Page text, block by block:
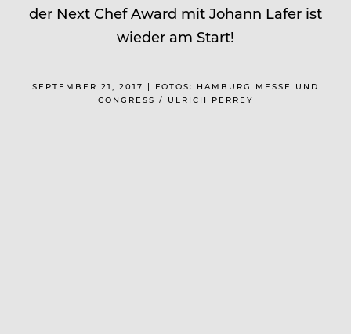
der Next Chef Award mit Johann Lafer ist
wieder am Start!
SEPTEMBER 21, 2017 | FOTOS: HAMBURG MESSE UND
CONGRESS / ULRICH PERREY